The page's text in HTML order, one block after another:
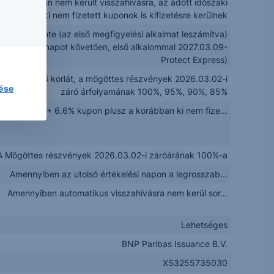
korábban nem került visszahívásra, az adott időszaki
korábban ki nem fizetett kuponok is kifizetésre kerülnek
Félévente (az első megfigyelési alkalmat leszámítva)
Értékelési napot követően, első alkalommal 2027.03.09-
Protect Express)
csökkenő korlát, a mögöttes részvények 2026.03.02-i
záró árfolyamának 100%, 95%, 90%, 85%
Névérték + 6.6% kupon plusz a korábban ki nem fize...
Mögöttes részvények 2026.03.02-i záróárának 100%-a
Amennyiben az utolsó értékelési napon a legrosszab...
Amennyiben automatikus visszahívásra nem kerül sor...
Lehetséges
BNP Paribas Issuance B.V.
XS3255735030